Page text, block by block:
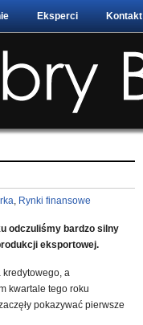
Eksperci Kontakt
, Rynki finansowe
odczuliśmy bardzo silny
eksportowej.
kredytowego, a
kwartale tego roku
pokazywać pierwsze